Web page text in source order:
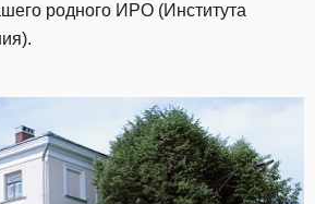
родного ИРО (Института